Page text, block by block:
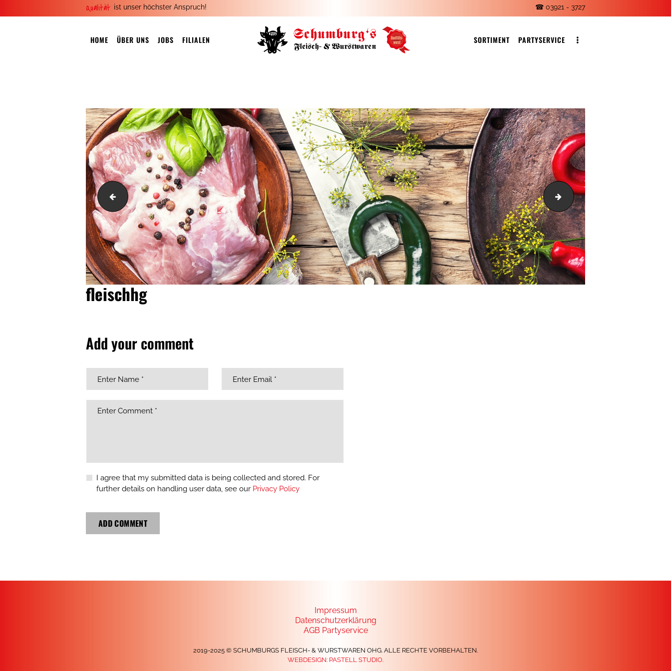
Qualität ist unser höchster Anspruch! ☎ 03921 - 3727
HOME ÜBER UNS JOBS FILIALEN SORTIMENT PARTYSERVICE
HOME
ÜBER UNS
JOBS
SORTIMENT
PARTYSERVICE
KONTAKT
Cows fleischhg
fleischhg
Add your comment
I agree that my submitted data is being collected and stored. For
further details on handling user data, see our Privacy Policy
Impressum
Datenschutzerklärung
AGB Partyservice
2019-2025 © SCHUMBURGS FLEISCH- & WURSTWAREN OHG. ALLE RECHTE VORBEHALTEN.
WEBDESIGN: PASTELL STUDIO.